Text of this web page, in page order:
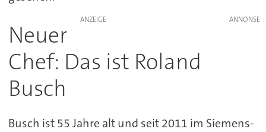
ANZEIGE
Neuer
Chef: Das ist Roland
Busch
Busch ist 55 Jahre alt und seit 2011 im Siemens-